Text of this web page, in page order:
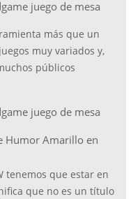
más que un
muy variados y,
públicos
Humor Amarillo en
tenemos que estar en
que no es un título